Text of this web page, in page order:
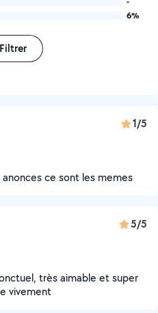
6%
Filtrer
1/5
ce sont les memes
5/5
très aimable et super
vivement